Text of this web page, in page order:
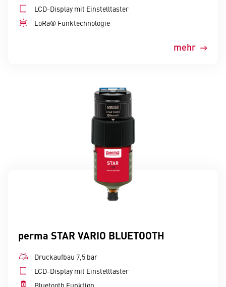
LCD-Display mit Einstelltaster
LoRa® Funktechnologie
mehr
perma STAR VARIO BLUETOOTH
Druckaufbau 7,5 bar
LCD-Display mit Einstelltaster
Bluetooth Funktion